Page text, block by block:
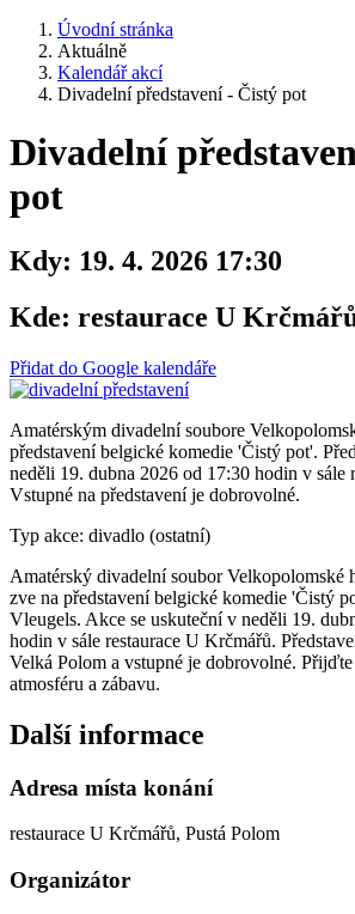
Úvodní stránka
Aktuálně
Kalendář akcí
Divadelní představení - Čistý pot
Divadelní
pot
Kdy: 19. 4. 2026 17:30
Kde: restaurace U
Přidat do Google kalendáře
Amatérským divadelní soubore
představení belgické komedie 'Čistý pot'.
neděli 19. dubna 2026 od 17:30 hodin v sále
Vstupné na představení je dobrovolné.
Typ akce: divadlo (ostatní)
Amatérský divadelní soubor Velkopolomské
zve na představení belgické komedie 'Čistý
Vleugels. Akce se uskuteční v neděli 19.
hodin v sále restaurace U Krčmářů.
Velká Polom a vstupné je dobrovolné.
atmosféru a zábavu.
Další informace
Adresa místa konání
restaurace U Krčmářů, Pustá Polom
Organizátor